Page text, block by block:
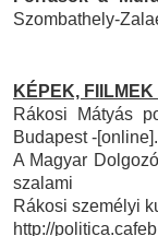
Szombathely-
KÉPEK,
Rákosi Mátyás
Budapest -
A Magyar
szalami
Rákosi személyi
http://